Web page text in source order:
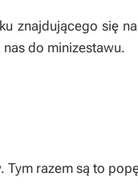
znajdującego się
do minizestawu.
razem są to